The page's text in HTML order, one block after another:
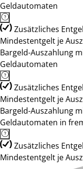
Geldautomaten
Zusätzliches
Mindestentgelt je
Bargeld-Auszahlung
Geldautomaten
Zusätzliches
Mindestentgelt je
Bargeld-Auszahlung
Geldautomaten in
Zusätzliches
Mindestentgelt je